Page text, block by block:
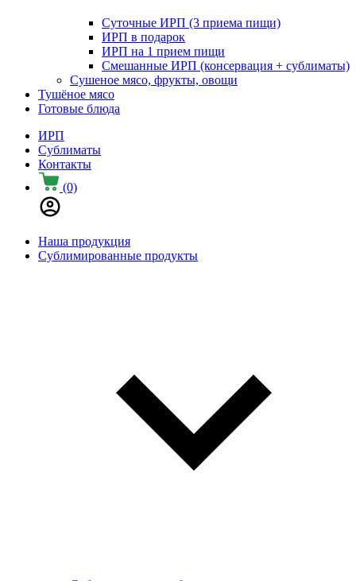
Суточные ИРП (3 приема пищи)
ИРП в подарок
ИРП на 1 прием пищи
Смешанные ИРП (консервация + сублиматы)
Сушеное мясо, фрукты, овощи
Тушёное мясо
Готовые блюда
ИРП
Сублиматы
Контакты
(0)
Наша продукция
Сублимированные продукты